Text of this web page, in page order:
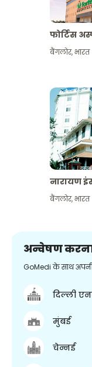
फोर्टिस
बैंगलोर,भारत
नारायण
बैंगलोर,भारत
अन्वेषण
GoMedi के साथ
दिल्ली
मुंबई
चेन्नई